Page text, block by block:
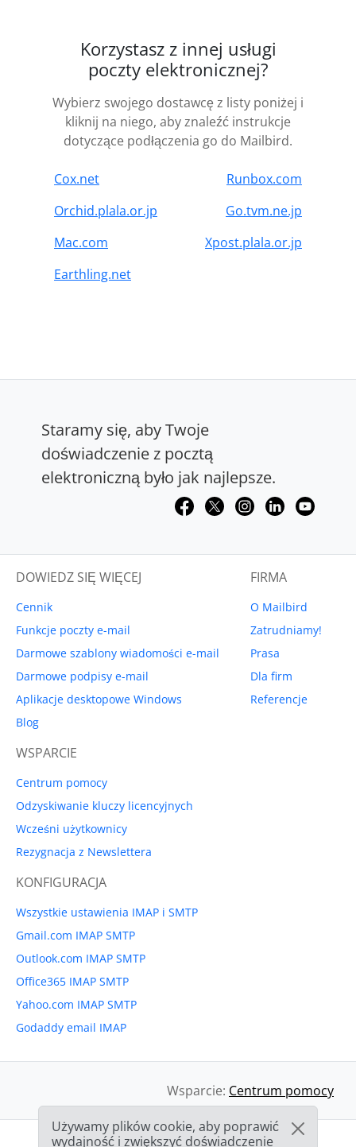
Korzystasz z innej usługi
poczty elektronicznej?
Wybierz swojego dostawcę z listy poniżej i
kliknij na niego, aby znaleźć instrukcje
dotyczące podłączenia go do Mailbird.
Cox.net
Runbox.com
Orchid.plala.or.jp
Go.tvm.ne.jp
Mac.com
Xpost.plala.or.jp
Earthling.net
Staramy się, aby Twoje
doświadczenie z pocztą
elektroniczną było jak najlepsze.
DOWIEDZ SIĘ WIĘCEJ
Cennik
Funkcje poczty e-mail
Darmowe szablony wiadomości e-mail
Darmowe podpisy e-mail
Aplikacje desktopowe Windows
Blog
FIRMA
O Mailbird
Zatrudniamy!
Prasa
Dla firm
Referencje
WSPARCIE
Centrum pomocy
Odzyskiwanie kluczy licencyjnych
Wcześni użytkownicy
Rezygnacja z Newslettera
KONFIGURACJA
Wszystkie ustawienia IMAP i SMTP
Gmail.com IMAP SMTP
Outlook.com IMAP SMTP
Office365 IMAP SMTP
Yahoo.com IMAP SMTP
Godaddy email IMAP
Wsparcie: Centrum pomocy
Używamy plików cookie, aby poprawić
wydajność i zwiększyć doświadczenie